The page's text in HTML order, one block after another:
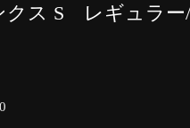
ス S レギュラー